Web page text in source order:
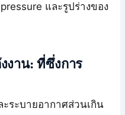
และรูปร่างของ
งาน: ที่ซึ่งการ
ระบายอากาศส่วนเกิน